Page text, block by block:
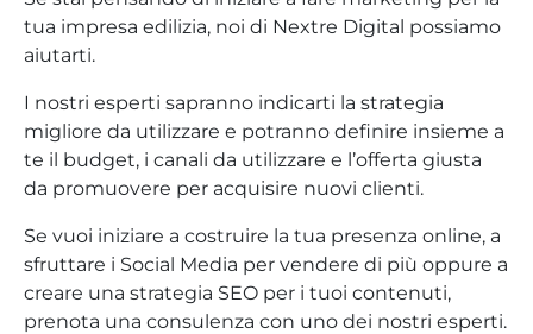
tua impresa edilizia, noi di Nextre Digital possiamo
aiutarti.
I nostri esperti sapranno indicarti la strategia
migliore da utilizzare e potranno definire insieme a
te il budget, i canali da utilizzare e l’offerta giusta
da promuovere per acquisire nuovi clienti.
Se vuoi iniziare a costruire la tua presenza online, a
sfruttare i Social Media per vendere di più oppure a
creare una strategia SEO per i tuoi contenuti,
prenota una consulenza con uno dei nostri esperti.